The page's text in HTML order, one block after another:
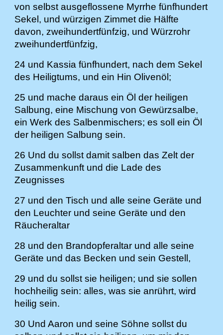
von selbst ausgeflossene Myrrhe fünfhundert
Sekel, und würzigen Zimmet die Hälfte
davon, zweihundertfünfzig, und Würzrohr
zweihundertfünfzig,
24 und Kassia fünfhundert, nach dem Sekel
des Heiligtums, und ein Hin Olivenöl;
25 und mache daraus ein Öl der heiligen
Salbung, eine Mischung von Gewürzsalbe,
ein Werk des Salbenmischers; es soll ein Öl
der heiligen Salbung sein.
26 Und du sollst damit salben das Zelt der
Zusammenkunft und die Lade des
Zeugnisses
27 und den Tisch und alle seine Geräte und
den Leuchter und seine Geräte und den
Räucheraltar
28 und den Brandopferaltar und alle seine
Geräte und das Becken und sein Gestell,
29 und du sollst sie heiligen; und sie sollen
hochheilig sein: alles, was sie anrührt, wird
heilig sein.
30 Und Aaron und seine Söhne sollst du